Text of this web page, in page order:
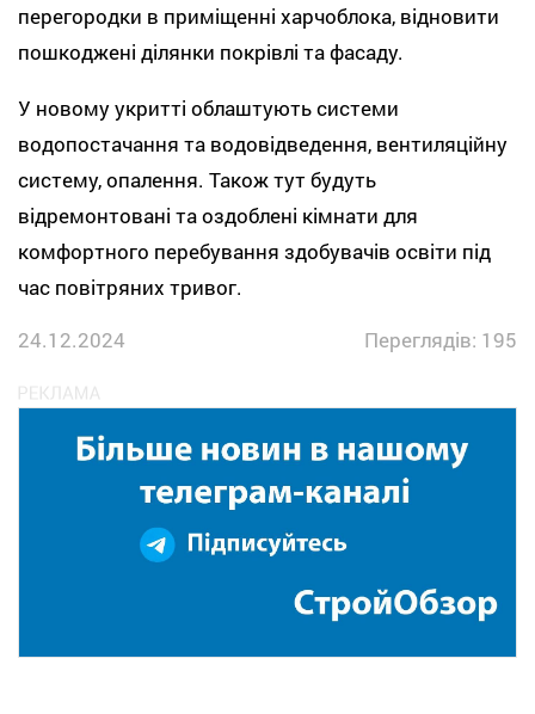
перегородки в приміщенні харчоблока, відновити
пошкоджені ділянки покрівлі та фасаду.
У новому укритті облаштують системи
водопостачання та водовідведення, вентиляційну
систему, опалення. Також тут будуть
відремонтовані та оздоблені кімнати для
комфортного перебування здобувачів освіти під
час повітряних тривог.
24.12.2024
Переглядів: 195